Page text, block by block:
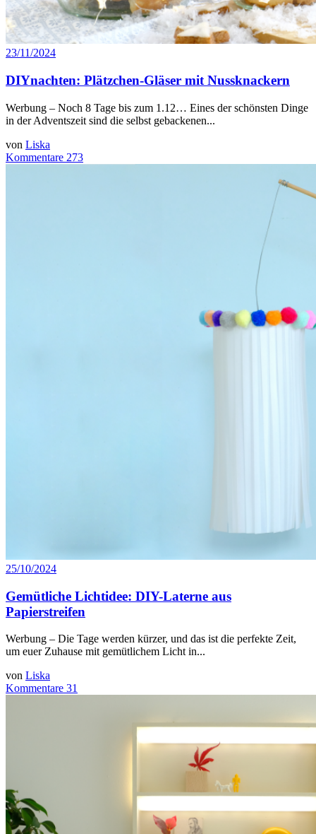
23/11/2024
DIYnachten: Plätzchen-Gläser mit Nussknackern
Werbung – Noch 8 Tage bis zum 1.12… Eines der schönsten Dinge
in der Adventszeit sind die selbst gebackenen...
von Liska
Kommentare 273
25/10/2024
Gemütliche Lichtidee: DIY-Laterne aus
Papierstreifen
Werbung – Die Tage werden kürzer, und das ist die perfekte Zeit,
um euer Zuhause mit gemütlichem Licht in...
von Liska
Kommentare 31